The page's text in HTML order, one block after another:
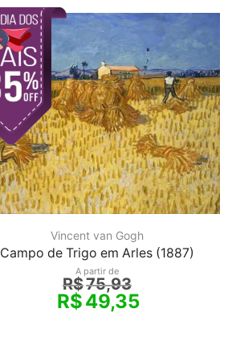
Vincent van Gogh
Campo de Trigo em Arles (1887)
A partir de
R$75,93
R$49,35